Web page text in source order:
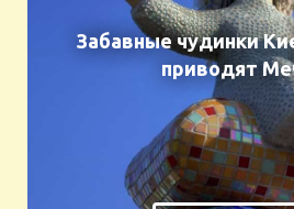
Забавные чудинки
приводят